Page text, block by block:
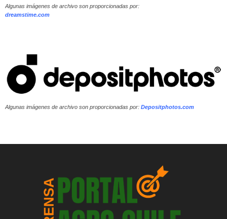
Algunas imágenes de archivo son proporcionadas por:
dreamstime.com
Algunas imágenes de archivo son proporcionadas por: Depositphotos.com